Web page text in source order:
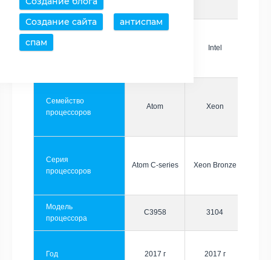
Создание сайта
антиспам
спам
Производитель Intel
Семейство
процессоров
Atom Xeon
Серия
процессоров
Atom C-series Xeon Bronze
Модель
процессора
C3958 3104
Год 2017 г 2017 г